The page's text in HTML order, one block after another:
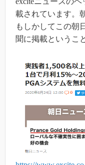
載されています。
もしかしてこの朝
聞に掲載というこ